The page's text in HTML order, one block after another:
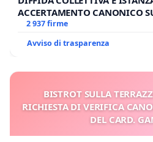
ACCERTAMENTO CANONICO
2 937 firme
Avviso di trasparenza
BISTROT SULLA
RICHIESTA DI VERIFICA
DEL CARD.